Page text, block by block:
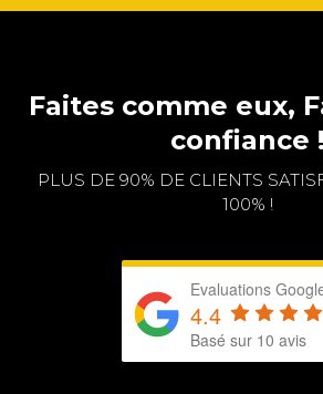
Faites comme eux,
confiance !
PLUS DE 90% DE CLIENTS
100% !
Evaluations
4.4
Basé sur 10 avis